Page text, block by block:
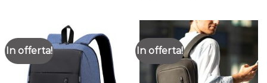
In offerta! In offerta!